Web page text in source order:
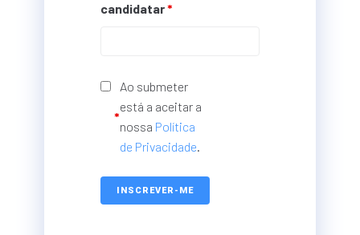
candidatar*
*
Ao submeter
está a aceitar a
nossa Política
de Privacidade.